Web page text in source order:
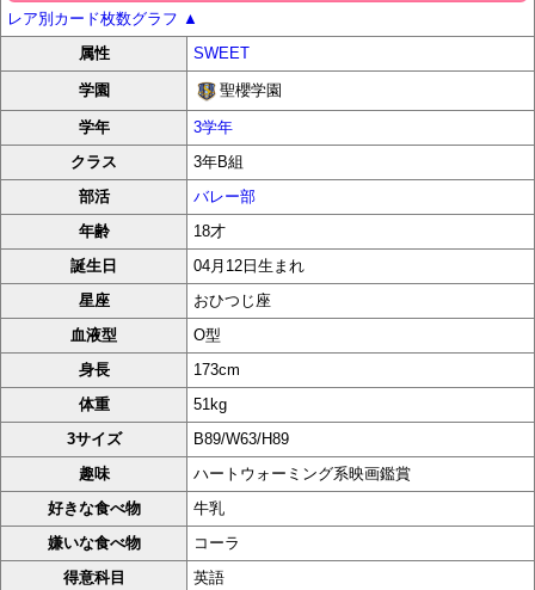
レア別カード枚数グラフ ▲
属性
SWEET
学園 聖櫻学園
学年
3学年
クラス
3年B組
部活
バレー部
年齢
18才
誕生日
04月12日生まれ
星座
おひつじ座
血液型
O型
身長
173cm
体重
51kg
3サイズ
B89/W63/H89
趣味
ハートウォーミング系映画鑑賞
好きな食べ物
牛乳
嫌いな食べ物
コーラ
得意科目
英語